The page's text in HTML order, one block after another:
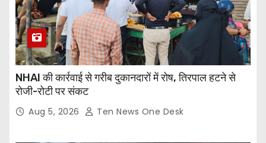
NHAI की कार्रवाई से गरीब दुकानदारों में रोष, तिरपाल हटने से
रोजी-रोटी पर संकट
Aug 5, 2026 Ten News One Desk